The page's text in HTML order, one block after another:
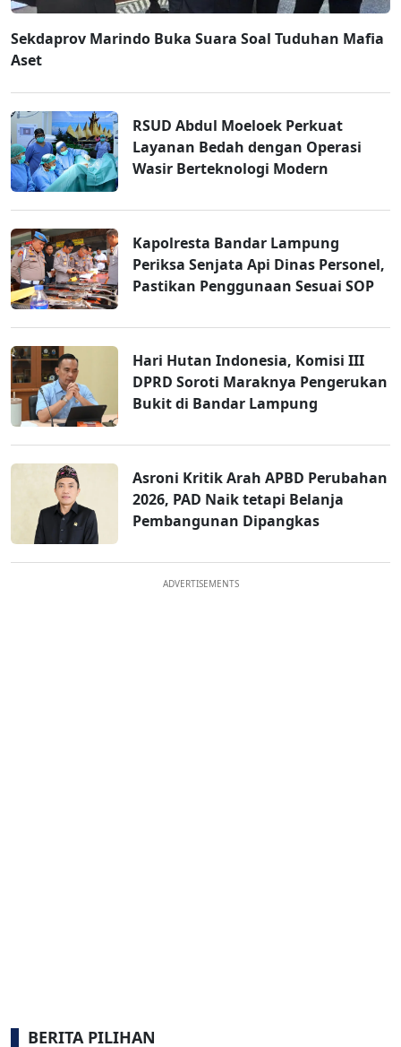
Sekdaprov Marindo Buka Suara Soal Tuduhan Mafia
Aset
RSUD Abdul Moeloek Perkuat
Layanan Bedah dengan Operasi
Wasir Berteknologi Modern
Kapolresta Bandar Lampung
Periksa Senjata Api Dinas Personel,
Pastikan Penggunaan Sesuai SOP
Hari Hutan Indonesia, Komisi III
DPRD Soroti Maraknya Pengerukan
Bukit di Bandar Lampung
Asroni Kritik Arah APBD Perubahan
2026, PAD Naik tetapi Belanja
Pembangunan Dipangkas
ADVERTISEMENTS
BERITA PILIHAN